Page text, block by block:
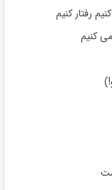
رفتار کنیم
کنیم